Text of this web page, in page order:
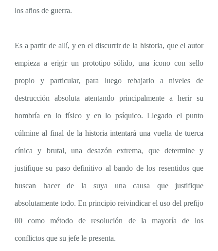
los años de guerra.
Es a partir de allí, y en el discurrir de la historia, que el autor
empieza a erigir un prototipo sólido, una ícono con sello
propio y particular, para luego rebajarlo a niveles de
destrucción absoluta atentando principalmente a herir su
hombría en lo físico y en lo psíquico. Llegado el punto
cúlmine al final de la historia intentará una vuelta de tuerca
cínica y brutal, una desazón extrema, que determine y
justifique su paso definitivo al bando de los resentidos que
buscan hacer de la suya una causa que justifique
absolutamente todo. En principio reivindicar el uso del prefijo
00 como método de resolución de la mayoría de los
conflictos que su jefe le presenta.